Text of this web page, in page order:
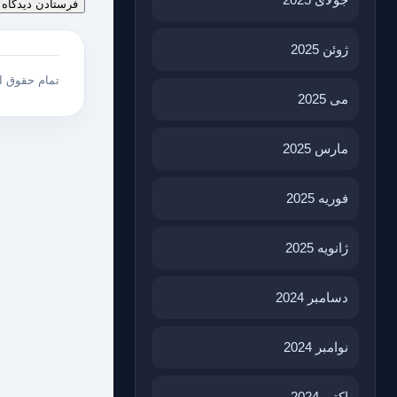
ژوئن 2025
می 2025
مارس 2025
فوریه 2025
ژانویه 2025
دسامبر 2024
نوامبر 2024
تمام حقوق